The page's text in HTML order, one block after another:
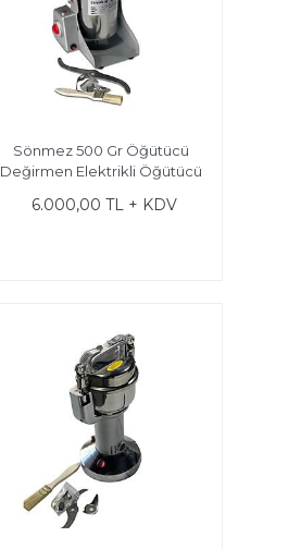
Sönmez 500 Gr Öğütücü
Değirmen Elektrikli Öğütücü
6.000,00 TL + KDV